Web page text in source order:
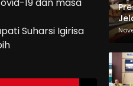
Suharsi Igirisa